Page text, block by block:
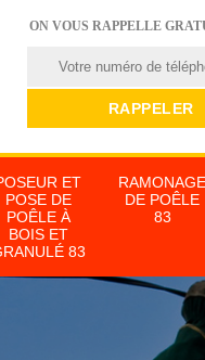
ON VOUS RAPPELLE
ET
POSE DE
POÊLE À
BOIS ET
83
RAMONAGE
DE POÊLE
83